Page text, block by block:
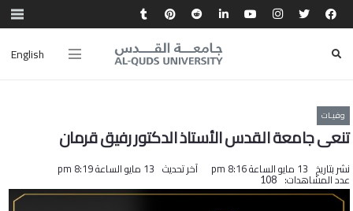
English
وفيـات
تنعى جامعة القدس الأستاذ الدكتور رفيق قرمان
نشر بتاريخ 13 مايو الساعة 8:16 pm آخر تحديث 13 مايو الساعة 8:19 pm
عدد المشاهدات: 108